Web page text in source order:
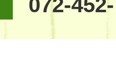
072-